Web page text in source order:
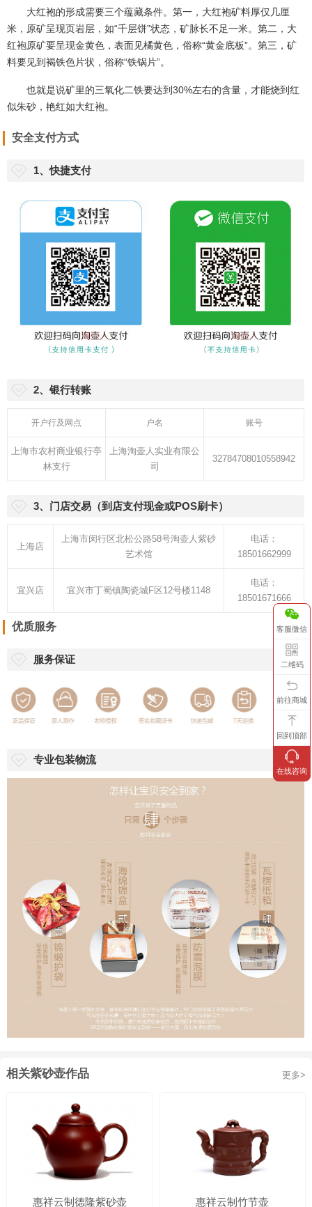
源自明代周高起《阳羡茗壶系》，书中称为
朱砂红。大红袍蕴藏在黄龙山周边地区赵庄山、沙山、红卫、小煤
窑、丘陵山坡一带，分布在山表层嫩泥的矿层里。
泥，在一吨红泥中才能挑选出5千克左右的极品朱泥。这就是令玩壶
藏家梦以求、大加推崇的大红袍。
能称得上大红袍的朱泥，需达到红似朱砂的色泽，如古代将军披
大红袍的形成需要三个蕴藏条件。第一，大红袍矿料厚仅几厘
红袍原矿要呈现金黄色，表面见橘黄色，俗称“黄金底板”。第三，矿
料要见到褐铁色片状，俗称“铁锅片”。
也就是说矿里的三氧化二铁要达到30%左右的含量，才能烧到红
似朱砂，艳红如大红袍。
安全支付方式
1、快捷支付
开户行及网点 户名 账号
林支行
32784708010558942
上海店
上海市闵行区北松公路58号淘壶人紫砂
艺术馆
电话：
18501662999
宜兴店 宜兴市丁蜀镇陶瓷城F区12号楼1148
电话：
18501671666
专业包装物流
客服微信
二维码
前往商城
回到顶部
在线咨询